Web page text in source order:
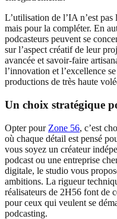
L’utilisation de l’IA n’est
mais pour la compléter. En
podcasteurs peuvent se
sur l’aspect créatif de leur
avancée et savoir-faire
l’innovation et l’excellence
productions de très haute
Un choix stratégique
Opter pour Zone 56, c’est
où chaque détail est pensé
vous soyez un créateur
podcast ou une entreprise
digitale, le studio vous
ambitions. La rigueur
réalisateurs de 2H56 font de
pour ceux qui veulent se
podcasting.